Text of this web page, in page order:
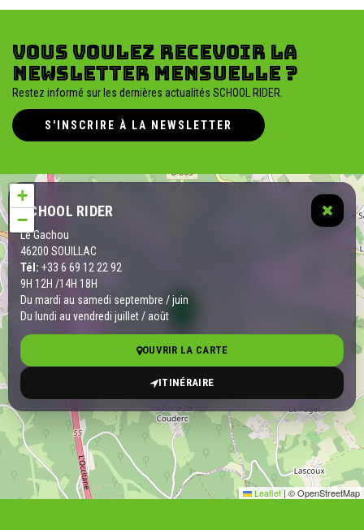
Vous voulez recevoir la
newsletter mensuelle ?
Restez informé sur les dernières actualités SCHOOL RIDER.
S'INSCRIRE À LA NEWSLETTER
SCHOOL RIDER
Le Gachou
46200 SOUILLAC
Tél: +33 6 69 12 22 92
9H 12H /14H 18H
Du mardi au samedi septembre / juin
Du lundi au vendredi juillet / août
OUVRIR LA CARTE
ITINÉRAIRE
+
−
Leaflet | © OpenStreetMap